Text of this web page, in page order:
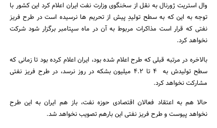
وال استریت ژورنال به نقل از سخنگوی وزارت نفت ایران اعلام کرد این کشور با
توجه به این که به سطح تولیدِ پیش از تحریم ها نرسیده است در طرح فریز
نفتی که قرار است مذاکرات مربوط به آن در ماه سپتامبر برگزار شود شرکت
نخواهد کرد.
بالاخره در مرتبه قبلی که طرح اعلام شده بود، ایران اعلام کرده بود تا زمانی که
سطح تولیدش به 4 تا 4.2 میلیون بشکه در روز نرسد، در طرح فریز نفتی
مشارکت نخواهد کرد.
حالا هم به اعتقاد فعالان اقتصادی حوزه نفت، باز هم ایران به این طرح
نخواهد پیوست و طرح فریز نفتی این بارهم تصویب نخواهد شد.